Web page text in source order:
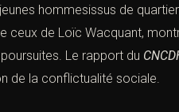
hommesissus de
ceux de Loïc Wacquant,
Le rapport du
de la conflictualité sociale.